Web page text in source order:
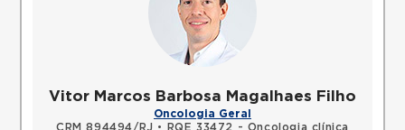
Vitor Marcos Barbosa Magalhaes Filho
Oncologia Geral
CRM 894494/RJ • RQE 33472 - Oncologia clínica